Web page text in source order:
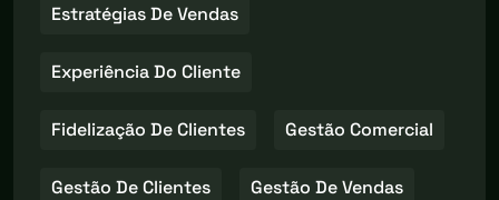
Estratégias De Vendas
Experiência Do Cliente
Fidelização De Clientes Gestão Comercial
Gestão De Clientes Gestão De Vendas